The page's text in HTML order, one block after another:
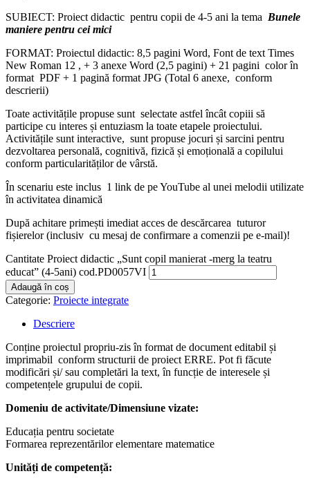
SUBIECT: Proiect didactic pentru copii de 4-5 ani la tema Bunele
maniere pentru cei mici
FORMAT: Proiectul didactic: 8,5 pagini Word, Font de text Times
New Roman 12 , + 3 anexe Word (2,5 pagini) + 21 pagini color în
format PDF + 1 pagină format JPG (Total 6 anexe, conform
descrierii)
Toate activitățile propuse sunt selectate astfel încât copiii să
participe cu interes și entuziasm la toate etapele proiectului.
Activitățile sunt interactive, sunt propuse jocuri și sarcini pentru
dezvoltarea personală, cognitivă, fizică și emoțională a copilului
conform particularităților de vârstă.
În scenariu este inclus 1 link de pe YouTube al unei melodii utilizate
în activitatea dinamică
După achitare primești imediat acces de descărcarea tuturor
fișierelor (inclusiv cu mesaj de confirmare a comenzii pe e-mail)!
Cantitate Proiect didactic „Sunt copil manierat -merg la teatru
educat” (4-5ani) cod.PD0057VI
Adaugă în coș
Categorie: Proiecte integrate
Descriere
Conține proiectul propriu-zis în format de document editabil și
imprimabil conform structurii de proiect ERRE. Pot fi făcute
modificări și/ sau completări la text, în funcție de interesele și
competențele grupului de copii.
Domeniu de activitate/Dimensiune vizate:
Educația pentru societate
Formarea reprezentărilor elementare matematice
Unități de competență: